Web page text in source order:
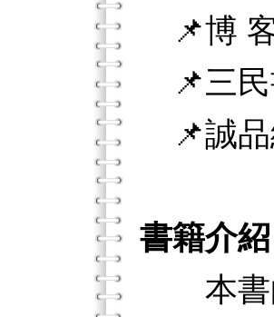
📌博
📌三民
📌誠品
書籍介紹
本書的